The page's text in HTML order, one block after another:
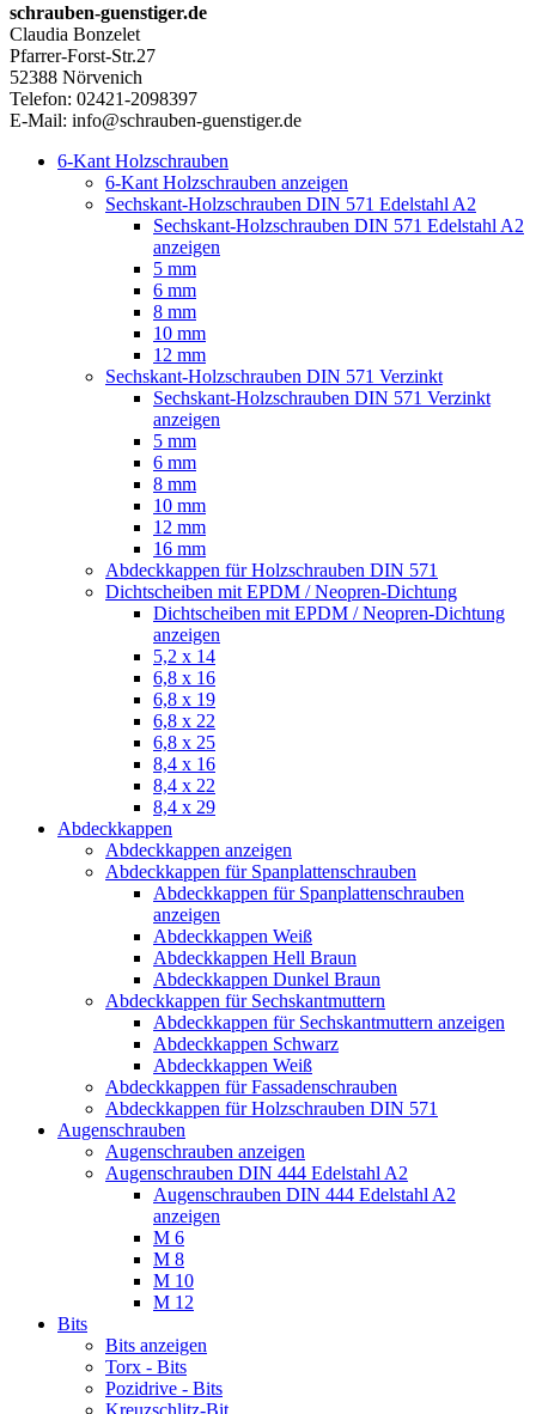
schrauben-guenstiger.de
Claudia Bonzelet
Pfarrer-Forst-Str.27
52388 Nörvenich
Telefon: 02421-2098397
E-Mail: info@schrauben-guenstiger.de
6-Kant Holzschrauben
6-Kant Holzschrauben anzeigen
Sechskant-Holzschrauben DIN 571 Edelstahl A2
Sechskant-Holzschrauben DIN 571 Edelstahl A2
anzeigen
5 mm
6 mm
8 mm
10 mm
12 mm
Sechskant-Holzschrauben DIN 571 Verzinkt
Sechskant-Holzschrauben DIN 571 Verzinkt
anzeigen
5 mm
6 mm
8 mm
10 mm
12 mm
16 mm
Abdeckkappen für Holzschrauben DIN 571
Dichtscheiben mit EPDM / Neopren-Dichtung
Dichtscheiben mit EPDM / Neopren-Dichtung
anzeigen
5,2 x 14
6,8 x 16
6,8 x 19
6,8 x 22
6,8 x 25
8,4 x 16
8,4 x 22
8,4 x 29
Abdeckkappen
Abdeckkappen anzeigen
Abdeckkappen für Spanplattenschrauben
Abdeckkappen für Spanplattenschrauben
anzeigen
Abdeckkappen Weiß
Abdeckkappen Hell Braun
Abdeckkappen Dunkel Braun
Abdeckkappen für Sechskantmuttern
Abdeckkappen für Sechskantmuttern anzeigen
Abdeckkappen Schwarz
Abdeckkappen Weiß
Abdeckkappen für Fassadenschrauben
Abdeckkappen für Holzschrauben DIN 571
Augenschrauben
Augenschrauben anzeigen
Augenschrauben DIN 444 Edelstahl A2
Augenschrauben DIN 444 Edelstahl A2
anzeigen
M 6
M 8
M 10
M 12
Bits
Bits anzeigen
Torx - Bits
Pozidrive - Bits
Kreuzschlitz-Bit